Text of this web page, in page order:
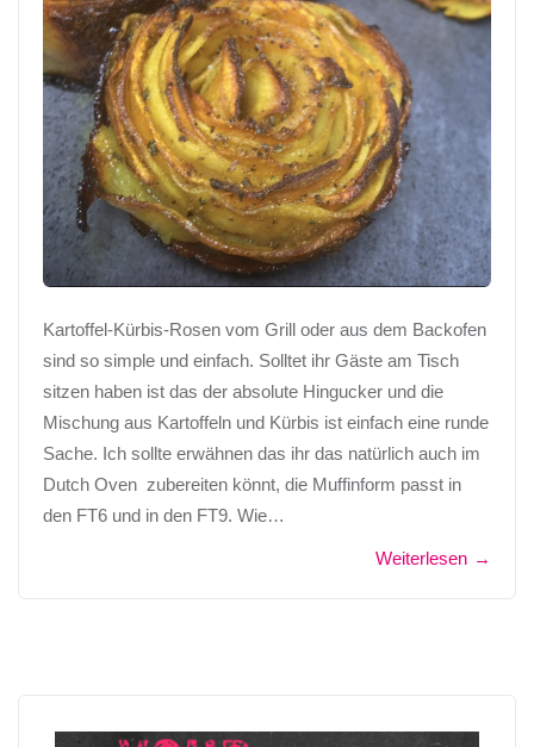
Kartoffel-Kürbis-Rosen vom Grill oder aus dem Backofen
sind so simple und einfach. Solltet ihr Gäste am Tisch
sitzen haben ist das der absolute Hingucker und die
Mischung aus Kartoffeln und Kürbis ist einfach eine runde
Sache. Ich sollte erwähnen das ihr das natürlich auch im
Dutch Oven zubereiten könnt, die Muffinform passt in
den FT6 und in den FT9. Wie…
Weiterlesen →